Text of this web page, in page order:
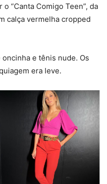
“Canta Comigo Teen”, da
calça vermelha cropped
e tênis nude. Os
era leve.